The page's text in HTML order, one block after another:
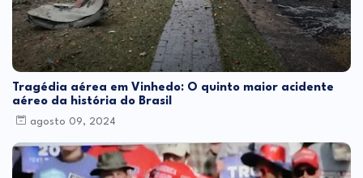
Tragédia aérea em Vinhedo: O quinto maior acidente
aéreo da história do Brasil
agosto 09, 2024